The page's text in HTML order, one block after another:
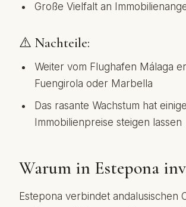
Große Vielfalt an
⚠️ Nachteile:
Weiter vom Flughafen Málaga
Fuengirola oder Marbella
Das rasante Wachstum hat einige
Immobilienpreise steigen lassen
Warum in Estepona
Estepona verbindet andalusischen